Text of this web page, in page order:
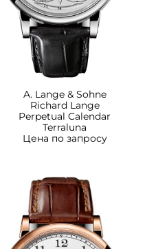
A. Lange & Sohne
Richard Lange
Perpetual Calendar
Terraluna
Цена по запросу